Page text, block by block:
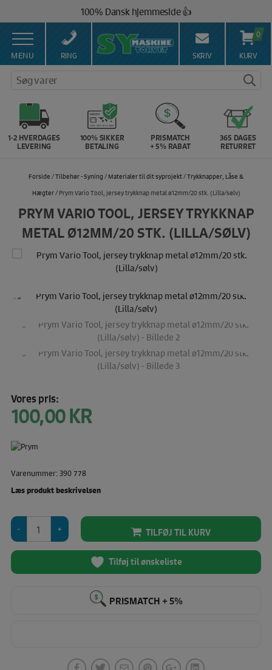
indholdet
100% Dansk hjemmeside 👍
Brug for hjælp? Ring på 43 44 45 15 ☎️
Vi matcher alle danske priser 💰
MENU RING SKRIV
0
KURV
Søg varer
1-2 HVERDAGES
LEVERING
100% SIKKER
BETALING
PRISMATCH
+ 5% RABAT
365 DAGES
RETURRET
Forside /Tilbehør - Syning / Materialer til dit syprojekt/Trykknapper, Låse &
Hægter/ Prym Vario Tool, jersey trykknap metal ø12mm/20 stk. (Lilla/sølv)
PRYM VARIO TOOL, JERSEY TRYKKNAP
METAL Ø12MM/20 STK. (LILLA/SØLV)
Vores pris:
100,00KR
Varenummer: 390 778
Læs produkt beskrivelsen
Vario
Tool,
trykknap
TILFØJ TIL KURV
Tilføj til ønskeliste
PRISMATCH + 5%